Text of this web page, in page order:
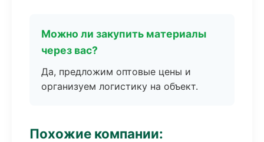
Можно ли закупить материалы
через вас?
Да, предложим оптовые цены и
организуем логистику на объект.
Похожие компании: